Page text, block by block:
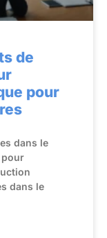
de
pour
dans le
pour
dans le